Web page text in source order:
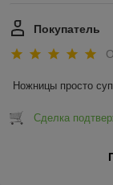
Покупатель
Ножницы просто
Сделка